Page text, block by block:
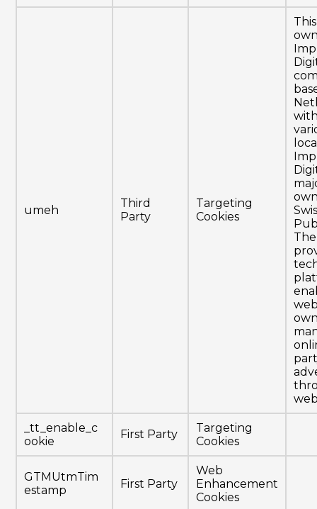
umeh
Third
Party
Targeting
Cookies
_tt_enable_c
ookie
First Party
Targeting
Cookies
GTMUtmTim
estamp
First Party
Web
Enhancement
Cookies